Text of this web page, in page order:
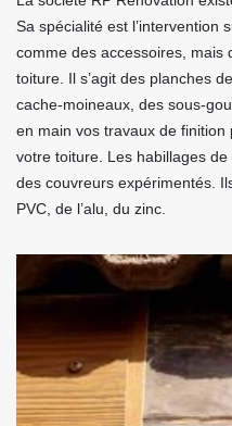
Sa spécialité est l’intervention
comme des accessoires, mais
toiture. Il s’agit des planches
cache-moineaux, des sous-
en main vos travaux de finition
votre toiture. Les habillages
des couvreurs expérimentés.
PVC, de l’alu, du zinc.